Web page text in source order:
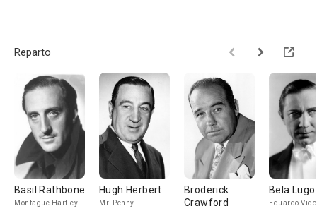
Reparto
Basil Rathbone
Montague Hartley
Hugh Herbert
Mr. Penny
Broderick
Crawford
Bela
Eduardo